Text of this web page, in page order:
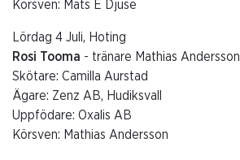
Körsven: Mats E Djuse
Lördag 4 Juli, Hoting
Rosi Tooma - tränare Mathias Andersson
Skötare: Camilla Aurstad
Ägare: Zenz AB, Hudiksvall
Uppfödare: Oxalis AB
Körsven: Mathias Andersson